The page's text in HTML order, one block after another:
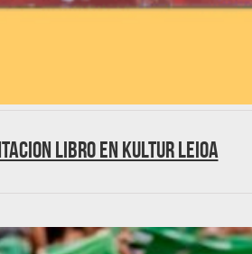
libro en Kultur Leioa